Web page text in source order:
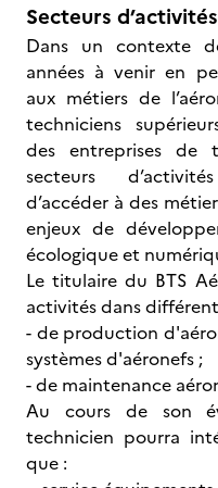
Secteurs
Dans un contexte
années à venir en
aux métiers de
techniciens
des entreprises de
secteurs
d’accéder à des
enjeux de
écologique et
Le titulaire du BTS
activités dans
- de production
systèmes d'aéronefs ;
- de maintenance
Au cours de son
technicien pourra
que :